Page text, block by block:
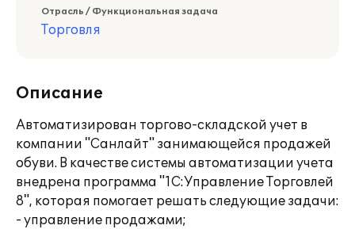
Отрасль / Функциональная задача
Торговля
Описание
Автоматизирован торгово-складской учет в
компании "Санлайт" занимающейся продажей
обуви. В качестве системы автоматизации учета
внедрена программа "1С:Управление Торговлей
8", которая помогает решать следующие задачи:
- управление продажами;